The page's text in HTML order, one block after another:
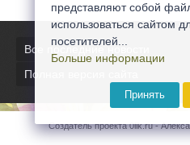
Все последние новости
Полная версия сайта
Создатель проекта 0lik.ru -
представляют собой
использоваться сайтом
посетителей...
Больше информации
Принять